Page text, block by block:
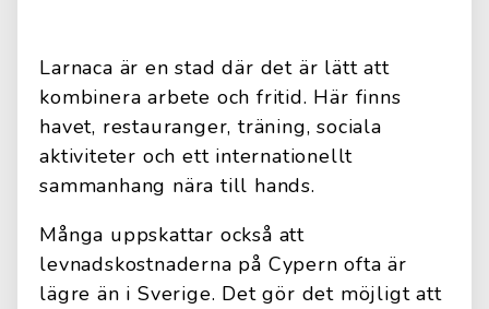
Larnaca är en stad där det är lätt att
kombinera arbete och fritid. Här finns
havet, restauranger, träning, sociala
aktiviteter och ett internationellt
sammanhang nära till hands.
Många uppskattar också att
levnadskostnaderna på Cypern ofta är
lägre än i Sverige. Det gör det möjligt att